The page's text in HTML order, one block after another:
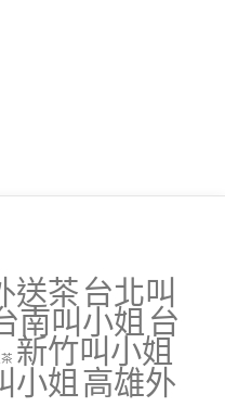
送茶 台北叫
南叫小姐 台
新竹叫小姐
小姐 高雄外